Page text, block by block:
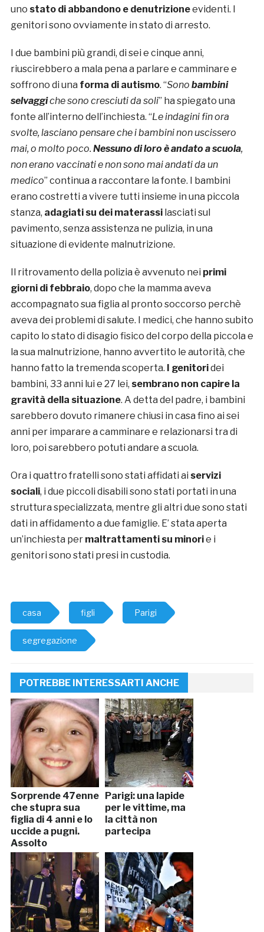
uno stato di abbandono e denutrizioneevidenti. I
genitori sono ovviamente in stato di arresto.
I due bambini più grandi, di sei e cinque anni,
riuscirebbero a mala pena a parlare e camminare e
soffrono di una forma di autismo. “Sono bambini
selvaggiche sono cresciuti da soli” ha spiegato una
fonte all’interno dell’inchiesta. “Le indagini fin ora
svolte, lasciano pensare che i bambini non uscissero
mai, o molto poco. Nessuno di loro è andato a scuola,
non erano vaccinati e non sono mai andati da un
medico” continua a raccontare la fonte. I bambini
erano costretti a vivere tutti insieme in una piccola
stanza, adagiati su dei materassilasciati sul
pavimento, senza assistenza ne pulizia, in una
situazione di evidente malnutrizione.
Il ritrovamento della polizia è avvenuto nei primi
giorni di febbraio, dopo che la mamma aveva
accompagnato sua figlia al pronto soccorso perchè
aveva dei problemi di salute. I medici, che hanno subito
capito lo stato di disagio fisico del corpo della piccola e
la sua malnutrizione, hanno avvertito le autorità, che
hanno fatto la tremenda scoperta. I genitoridei
bambini, 33 anni lui e 27 lei, sembrano non capire la
gravità della situazione. A detta del padre, i bambini
sarebbero dovuto rimanere chiusi in casa fino ai sei
anni per imparare a camminare e relazionarsi tra di
loro, poi sarebbero potuti andare a scuola.
Ora i quattro fratelli sono stati affidati ai servizi
sociali, i due piccoli disabili sono stati portati in una
struttura specializzata, mentre gli altri due sono stati
dati in affidamento a due famiglie. E’ stata aperta
un’inchiesta per maltrattamenti su minorie i
genitori sono stati presi in custodia.
casa figli Parigi
segregazione
POTREBBE INTERESSARTI ANCHE
Sorprende 47enne
che stupra sua
figlia di 4 anni e lo
uccide a pugni.
Assolto
Parigi: una lapide
per le vittime, ma
la città non
partecipa